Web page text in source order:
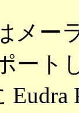
メー
ー